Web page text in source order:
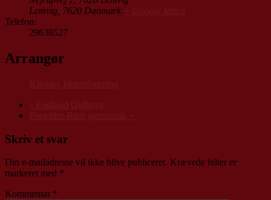
Lemvig 7620 Danmark
Telefon:
29638527
Arrangør
Skriv et svar
Din e-mailadresse vil ikke blive publiceret. Krævede felter er
markeret med *
Kommentar *